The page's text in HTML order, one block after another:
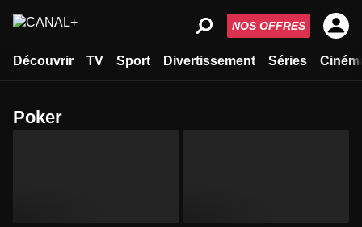
Découvrir TV Sport Divertissement Séries
NOS OFFRES
poker